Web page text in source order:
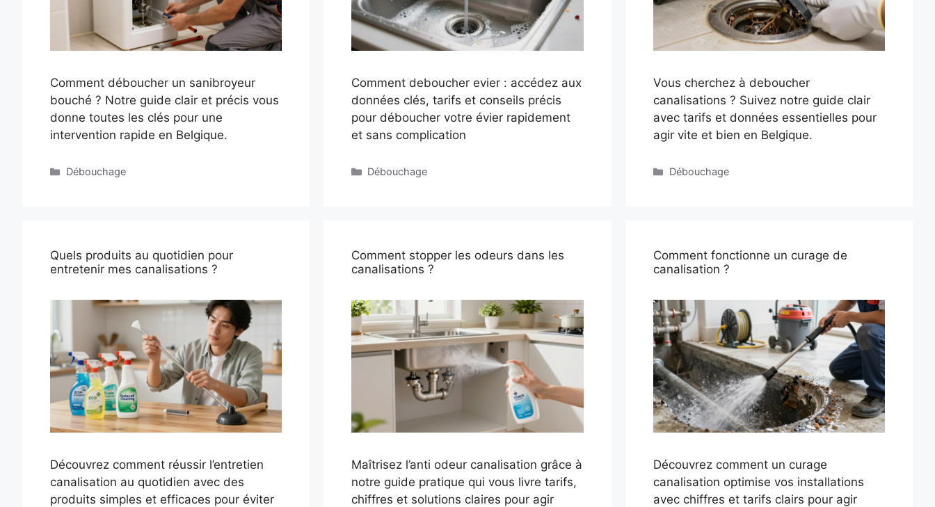
Comment déboucher un sanibroyeur
bouché ? Notre guide clair et précis vous
donne toutes les clés pour une
intervention rapide en Belgique.
Catégories
Débouchage
Comment deboucher evier : accédez aux
données clés, tarifs et conseils précis
pour déboucher votre évier rapidement
et sans complication
Catégories
Débouchage
Vous cherchez à deboucher
canalisations ? Suivez notre guide clair
avec tarifs et données essentielles pour
agir vite et bien en Belgique.
Catégories
Débouchage
Quels produits au quotidien pour
entretenir mes canalisations ?
Découvrez comment réussir l’entretien
canalisation au quotidien avec des
produits simples et efficaces pour éviter
Comment stopper les odeurs dans les
canalisations ?
Maîtrisez l’anti odeur canalisation grâce à
notre guide pratique qui vous livre tarifs,
chiffres et solutions claires pour agir
Comment fonctionne un curage de
canalisation ?
Découvrez comment un curage
canalisation optimise vos installations
avec chiffres et tarifs clairs pour agir